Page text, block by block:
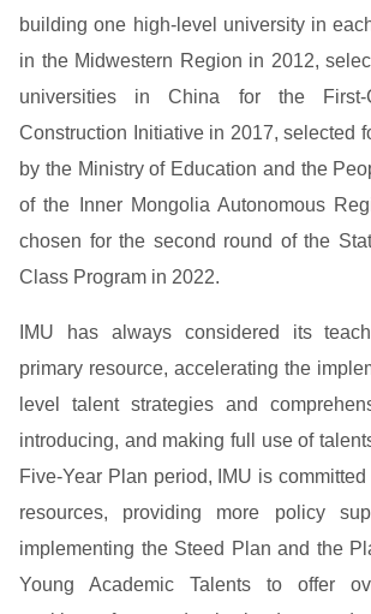
building one high-level university in
in the Midwestern Region in 2012,
universities in China for the First-
Construction Initiative in 2017, selected
by the Ministry of Education and the
of the Inner Mongolia Autonomous
chosen for the second round of the
Class Program in 2022.
IMU has always considered its
primary resource, accelerating the
level talent strategies and
introducing, and making full use of
Five-Year Plan period, IMU is
resources, providing more policy
implementing the Steed Plan and the
Young Academic Talents to offer